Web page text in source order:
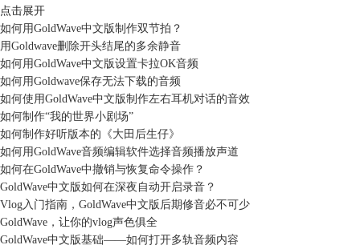
点击展开
如何用GoldWave中文版制作双节拍？
用Goldwave删除开头结尾的多余静音
如何用GoldWave中文版设置卡拉OK音频
如何用Goldwave保存无法下载的音频
如何使用GoldWave中文版制作左右耳机对话的音效
如何制作“我的世界小剧场”
如何制作好听版本的《大田后生仔》
如何用GoldWave音频编辑软件选择音频播放声道
如何在GoldWave中撤销与恢复命令操作？
GoldWave中文版如何在深夜自动开启录音？
Vlog入门指南，GoldWave中文版后期修音必不可少
GoldWave，让你的vlog声色俱全
GoldWave中文版基础——如何打开多轨音频内容